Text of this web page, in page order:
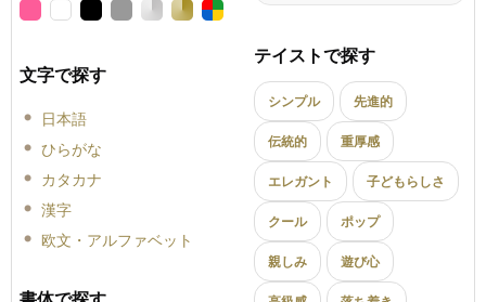
文字で探す
日本語
ひらがな
カタカナ
漢字
欧文・アルファベット
テイストで探す
シンプル 先進的
伝統的 重厚感
エレガント 子どもらしさ
クール ポップ
親しみ 遊び心